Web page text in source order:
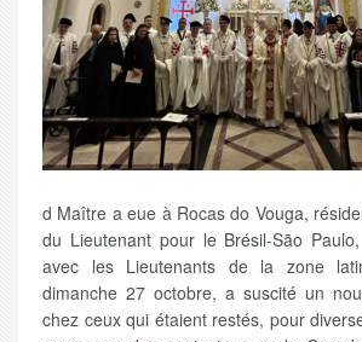
d Maître a eue à Rocas do Vouga,
du Lieutenant pour le Brésil-São
avec les Lieutenants de la zone
dimanche 27 octobre, a suscité un
chez ceux qui étaient restés, pour